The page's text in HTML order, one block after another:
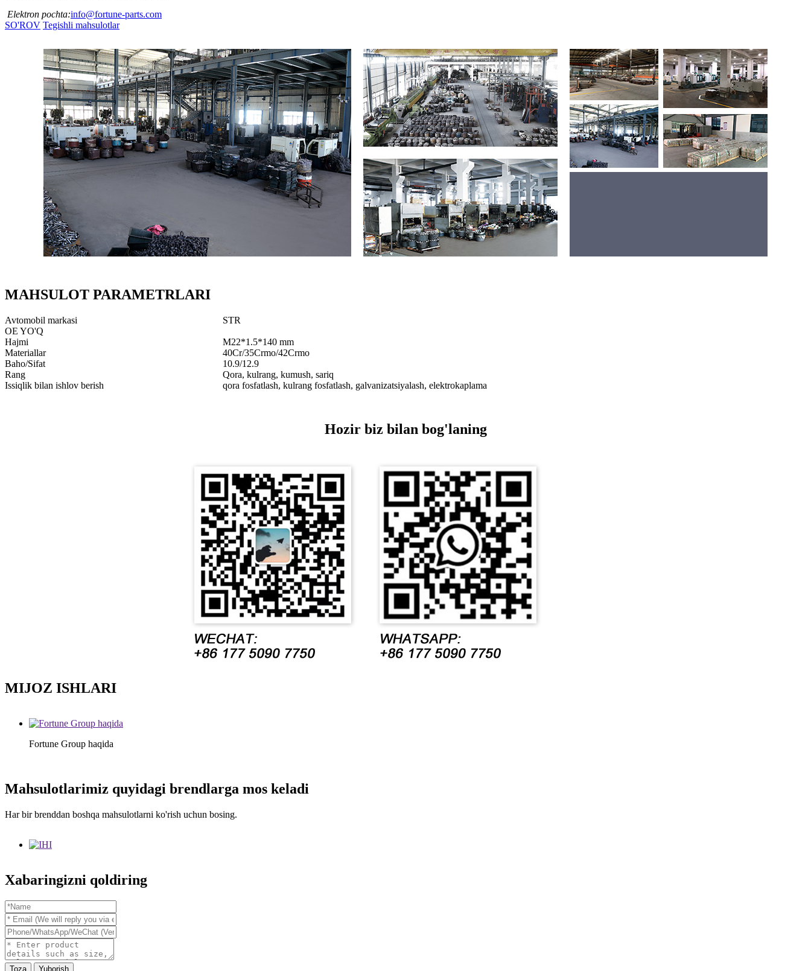
Elektron pochta:info@fortune-parts.com
SO'ROV Tegishli mahsulotlar
MAHSULOT PARAMETRLARI
Avtomobil markasi
STR
OE YO'Q
Hajmi
M22*1.5*140 mm
Materiallar
40Cr/35Crmo/42Crmo
Baho/Sifat
10.9/12.9
Rang
Qora, kulrang, kumush, sariq
Issiqlik bilan ishlov berish
qora fosfatlash, kulrang fosfatlash, galvanizatsiyalash, elektrokaplama
Hozir biz bilan bog'laning
MIJOZ ISHLARI
Fortune Group haqida
Mahsulotlarimiz quyidagi brendlarga mos keladi
Har bir brenddan boshqa mahsulotlarni ko'rish uchun bosing.
Xabaringizni qoldiring
Toza Yuborish